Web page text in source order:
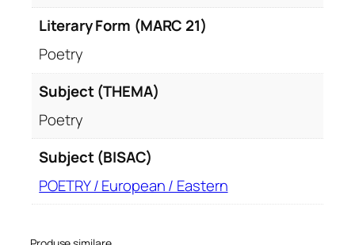
Literary Form (MARC 21)
Poetry
Subject (THEMA)
Poetry
Subject (BISAC)
POETRY / European / Eastern